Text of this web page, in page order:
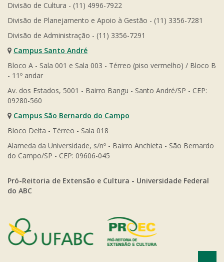
Divisão de Cultura - (11) 4996-7922
Divisão de Planejamento e Apoio à Gestão - (11) 3356-7281
Divisão de Administração - (11) 3356-7291
Campus Santo André
Bloco A - Sala 001 e Sala 003 - Térreo (piso vermelho) / Bloco B
- 11º andar
Av. dos Estados, 5001 - Bairro Bangu - Santo André/SP - CEP:
09280-560
Campus São Bernardo do Campo
Bloco Delta - Térreo - Sala 018
Alameda da Universidade, s/nº - Bairro Anchieta - São Bernardo
do Campo/SP - CEP: 09606-045
Pró-Reitoria de Extensão e Cultura - Universidade Federal
do ABC